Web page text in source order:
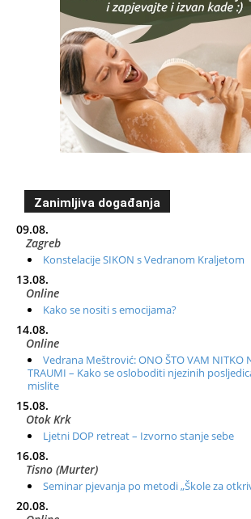
Zanimljiva događanja
09.08.
Zagreb
Konstelacije SIKON s Vedranom Kraljetom
13.08.
Online
Kako se nositi s emocijama?
14.08.
Online
Vedrana Meštrović: ONO ŠTO VAM NITKO
TRAUMI – Kako se osloboditi njezinih
mislite
15.08.
Otok Krk
Ljetni DOP retreat – Izvorno stanje sebe
16.08.
Tisno (Murter)
Seminar pjevanja po metodi „Škole za
20.08.